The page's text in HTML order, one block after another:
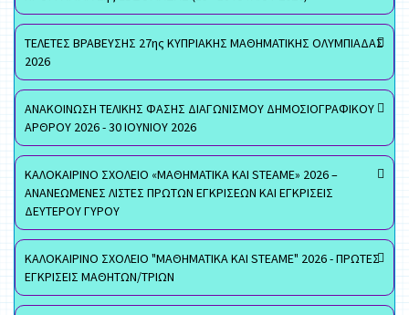
ΤΕΛΕΤΕΣ ΒΡΑΒΕΥΣΗΣ 27ης ΚΥΠΡΙΑΚΗΣ ΜΑΘΗΜΑΤΙΚΗΣ ΟΛΥΜΠΙΑΔΑΣ
2026
ΑΝΑΚΟΙΝΩΣΗ ΤΕΛΙΚΗΣ ΦΑΣΗΣ ΔΙΑΓΩΝΙΣΜΟΥ ΔΗΜΟΣΙΟΓΡΑΦΙΚΟΥ
ΑΡΘΡΟΥ 2026 - 30 ΙΟΥΝΙΟΥ 2026
ΚΑΛΟΚΑΙΡΙΝΟ ΣΧΟΛΕΙΟ «ΜΑΘΗΜΑΤΙΚΑ ΚΑΙ STEAME» 2026 –
ΑΝΑΝΕΩΜΕΝΕΣ ΛΙΣΤΕΣ ΠΡΩΤΩΝ ΕΓΚΡΙΣΕΩΝ ΚΑΙ ΕΓΚΡΙΣΕΙΣ
ΔΕΥΤΕΡΟΥ ΓΥΡΟΥ
ΚΑΛΟΚΑΙΡΙΝΟ ΣΧΟΛΕΙΟ "ΜΑΘΗΜΑΤΙΚΑ ΚΑΙ STEAME" 2026 - ΠΡΩΤΕΣ
ΕΓΚΡΙΣΕΙΣ ΜΑΘΗΤΩΝ/ΤΡΙΩΝ